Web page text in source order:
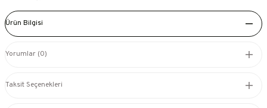
Ürün Bilgisi
Yorumlar (0)
Taksit Seçenekleri